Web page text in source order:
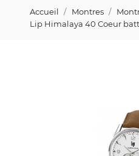
Accueil Montres
Lip Himalaya 40 Coeur